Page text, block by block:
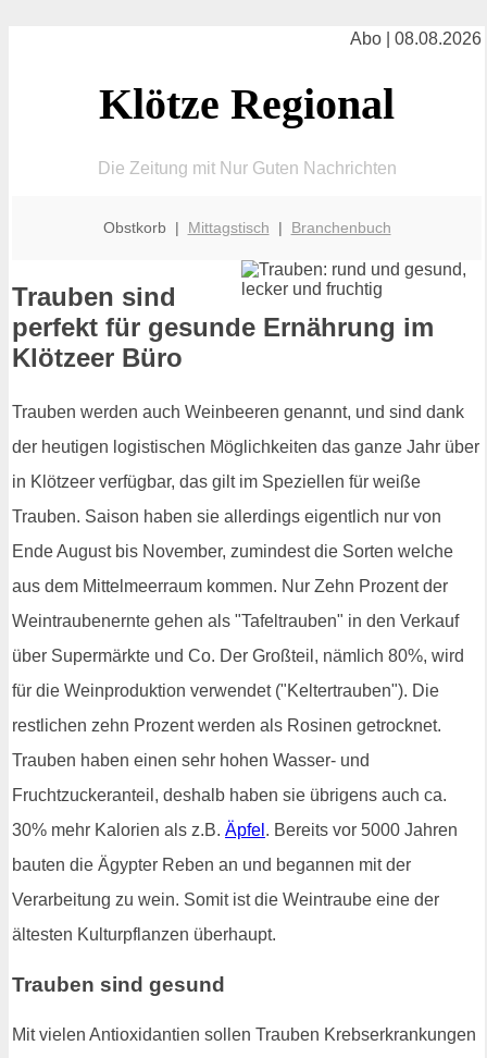
Abo | 08.08.2026
Klötze Regional
Die Zeitung mit Nur Guten Nachrichten
Obstkorb | Mittagstisch | Branchenbuch
Trauben sind
perfekt für gesunde Ernährung im
Klötzeer Büro
Trauben werden auch Weinbeeren genannt, und sind dank
der heutigen logistischen Möglichkeiten das ganze Jahr über
in Klötzeer verfügbar, das gilt im Speziellen für weiße
Trauben. Saison haben sie allerdings eigentlich nur von
Ende August bis November, zumindest die Sorten welche
aus dem Mittelmeerraum kommen. Nur Zehn Prozent der
Weintraubenernte gehen als "Tafeltrauben" in den Verkauf
über Supermärkte und Co. Der Großteil, nämlich 80%, wird
für die Weinproduktion verwendet ("Keltertrauben"). Die
restlichen zehn Prozent werden als Rosinen getrocknet.
Trauben haben einen sehr hohen Wasser- und
Fruchtzuckeranteil, deshalb haben sie übrigens auch ca.
30% mehr Kalorien als z.B. Äpfel . Bereits vor 5000 Jahren
bauten die Ägypter Reben an und begannen mit der
Verarbeitung zu wein. Somit ist die Weintraube eine der
ältesten Kulturpflanzen überhaupt.
Trauben sind gesund
Mit vielen Antioxidantien sollen Trauben Krebserkrankungen